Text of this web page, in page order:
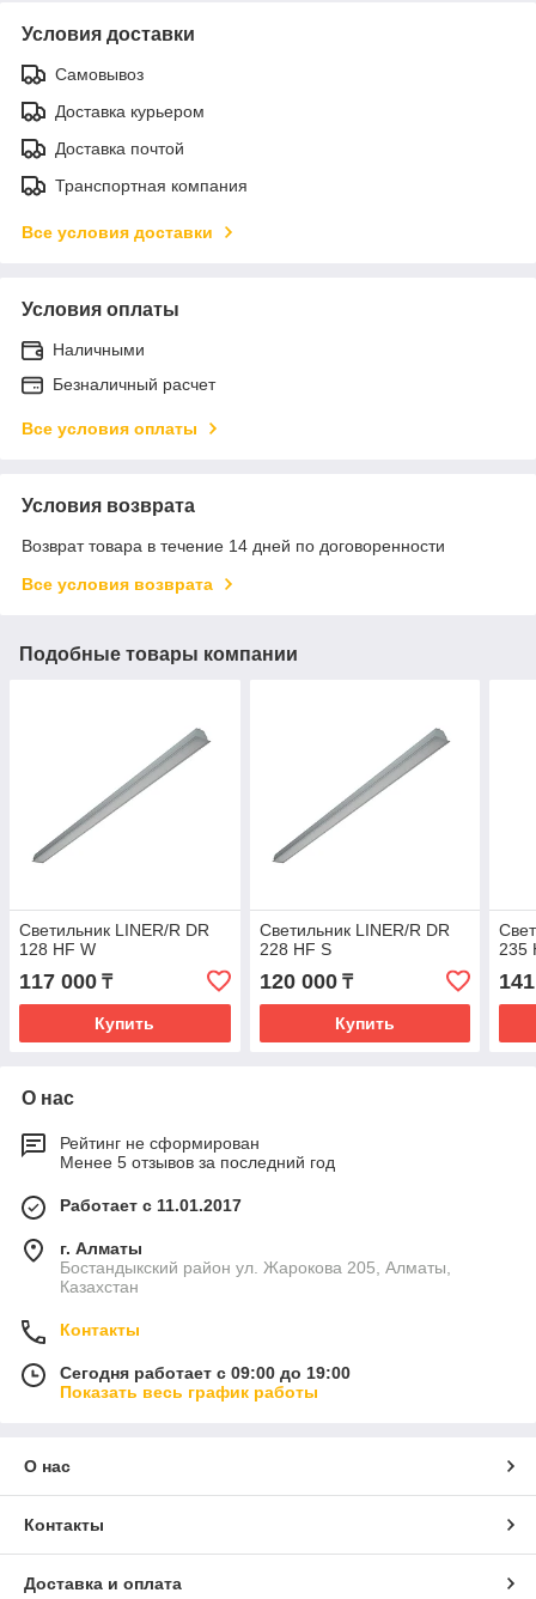
Условия доставки
Самовывоз
Доставка курьером
Доставка почтой
Транспортная компания
Все условия доставки
Условия оплаты
Наличными
Безналичный расчет
Все условия оплаты
Условия возврата
Возврат товара в течение 14 дней по договоренности
Все условия возврата
Подобные товары компании
Светильник LINER/R DR
128 HF W
117 000 ₸
Купить
Светильник LINER/R DR
228 HF S
120 000₸
Купить
235
О нас
Рейтинг не сформирован
Менее 5 отзывов за последний год
Работает с 11.01.2017
г. Алматы
Бостандыкский район ул. Жарокова 205, Алматы,
Казахстан
Контакты
Сегодня работает с 09:00 до 19:00
Показать весь график работы
О нас
Контакты
Доставка и оплата